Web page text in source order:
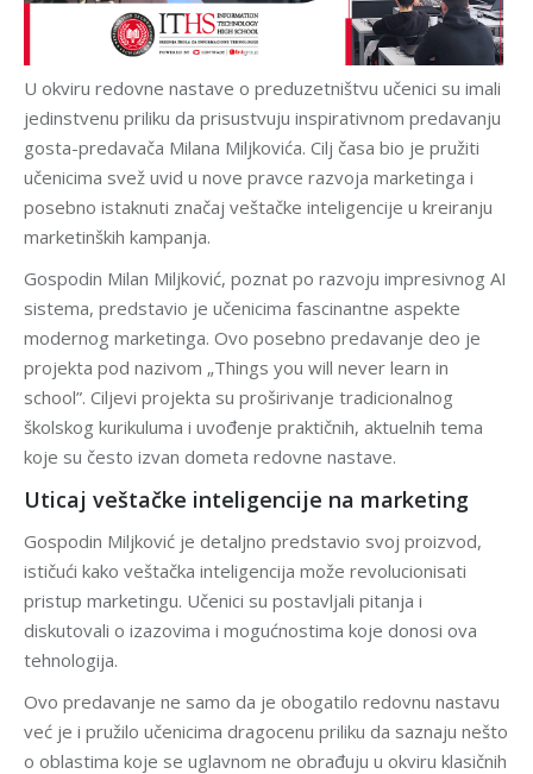
U okviru redovne nastave o preduzetništvu učenici su imali
jedinstvenu priliku da prisustvuju inspirativnom predavanju
gosta-predavača Milana Miljkovića. Cilj časa bio je pružiti
učenicima svež uvid u nove pravce razvoja marketinga i
posebno istaknuti značaj veštačke inteligencije u kreiranju
marketinških kampanja.
Gospodin Milan Miljković, poznat po razvoju impresivnog AI
sistema, predstavio je učenicima fascinantne aspekte
modernog marketinga. Ovo posebno predavanje deo je
projekta pod nazivom „Things you will never learn in
school”. Ciljevi projekta su proširivanje tradicionalnog
školskog kurikuluma i uvođenje praktičnih, aktuelnih tema
koje su često izvan dometa redovne nastave.
Uticaj veštačke inteligencije na marketing
Gospodin Miljković je detaljno predstavio svoj proizvod,
ističući kako veštačka inteligencija može revolucionisati
pristup marketingu. Učenici su postavljali pitanja i
diskutovali o izazovima i mogućnostima koje donosi ova
tehnologija.
Ovo predavanje ne samo da je obogatilo redovnu nastavu
već je i pružilo učenicima dragocenu priliku da saznaju nešto
o oblastima koje se uglavnom ne obrađuju u okviru klasičnih